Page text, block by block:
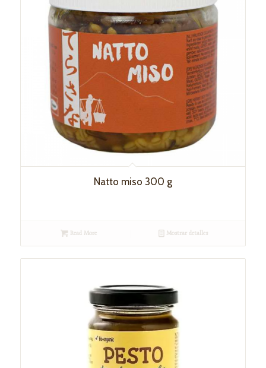
Natto miso 300 g
Read More Mostrar detalles